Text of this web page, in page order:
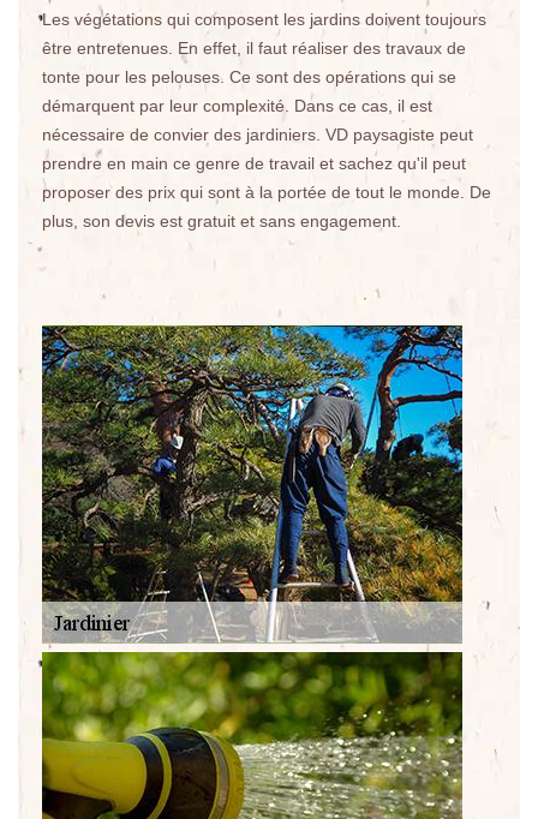
Les végétations qui composent les jardins doivent toujours
être entretenues. En effet, il faut réaliser des travaux de
tonte pour les pelouses. Ce sont des opérations qui se
démarquent par leur complexité. Dans ce cas, il est
nécessaire de convier des jardiniers. VD paysagiste peut
prendre en main ce genre de travail et sachez qu'il peut
proposer des prix qui sont à la portée de tout le monde. De
plus, son devis est gratuit et sans engagement.